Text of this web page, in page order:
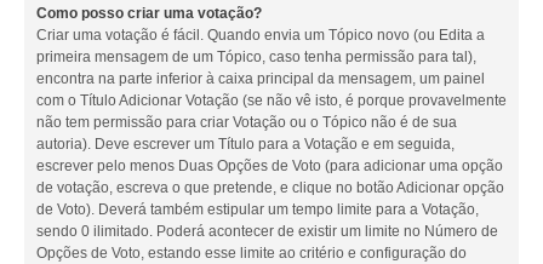
Como posso criar uma votação?
Criar uma votação é fácil. Quando envia um Tópico novo (ou Edita a
primeira mensagem de um Tópico, caso tenha permissão para tal),
encontra na parte inferior à caixa principal da mensagem, um painel
com o Título Adicionar Votação (se não vê isto, é porque provavelmente
não tem permissão para criar Votação ou o Tópico não é de sua
autoria). Deve escrever um Título para a Votação e em seguida,
escrever pelo menos Duas Opções de Voto (para adicionar uma opção
de votação, escreva o que pretende, e clique no botão Adicionar opção
de Voto). Deverá também estipular um tempo limite para a Votação,
sendo 0 ilimitado. Poderá acontecer de existir um limite no Número de
Opções de Voto, estando esse limite ao critério e configuração do